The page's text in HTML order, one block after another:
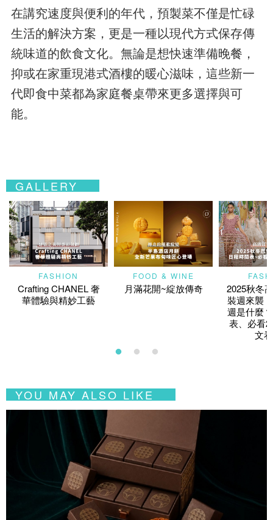
在講究速度與便利的年代，預製菜不僅是忙碌
生活的解決方案，更是一種以現代方式保存傳
統味道的飲食文化。無論是想快速準備晚餐，
抑或在家重現港式酒樓的暖心滋味，這些新一
代即食中菜都為家庭餐桌帶來更多選擇與可
能。
GALLERY
FASHION
Crafting CHANEL 奢
華體驗與精妙工藝
FOOD & WINE
月滿花開~綻放傳奇
2025秋冬
裝週來襲
週是什麼
表、必看
文
YOU MAY ALSO LIKE